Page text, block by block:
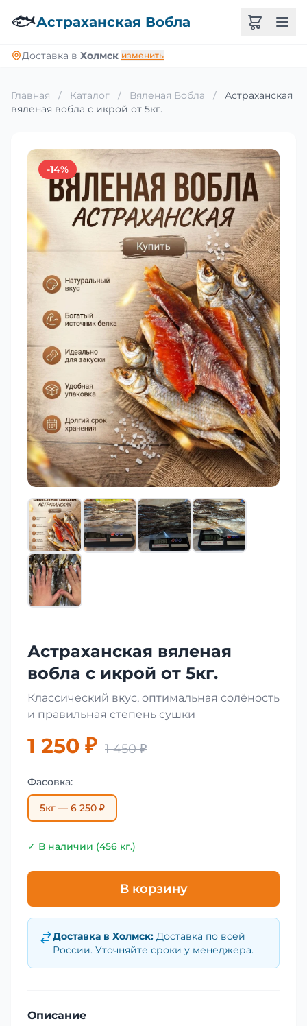
🐟Астраханская Вобла
Доставка в Холмск изменить
Главная / Каталог / Вяленая Вобла /
Астраханская
вяленая вобла с икрой от 5кг.
-14%
Астраханская вяленая
вобла с икрой от 5кг.
Классический вкус, оптимальная солёность
и правильная степень сушки
1 250 ₽ 1 450 ₽
Фасовка:
5кг — 6 250 ₽
✓ В наличии (456 кг.)
В корзину
Доставка в Холмск: Доставка по всей
России. Уточняйте сроки у менеджера.
Описание